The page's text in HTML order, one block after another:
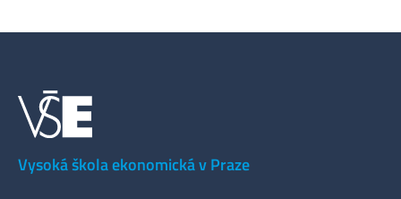
Vysoká škola ekonomická v Praze